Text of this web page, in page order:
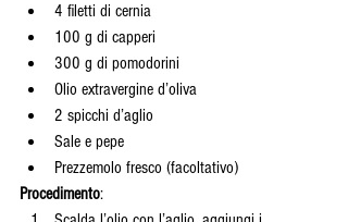
4 filetti di cernia
100 g di capperi
300 g di pomodorini
Olio extravergine d’oliva
2 spicchi d’aglio
Sale e pepe
Prezzemolo fresco (facoltativo)
Procedimento: